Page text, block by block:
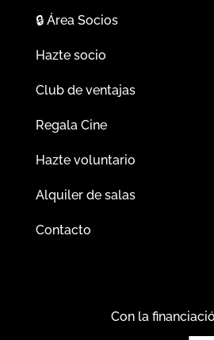
🔒Área Socios
Hazte socio
Club de ventajas
Regala Cine
Hazte voluntario
Alquiler de salas
Contacto
Con la